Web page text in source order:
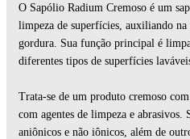
O Sapólio Radium Cremoso é um
limpeza de superfícies, auxiliando na
gordura. Sua função principal é
diferentes tipos de superfícies
Trata-se de um produto cremoso
com agentes de limpeza e
aniônicos e não iônicos, além de